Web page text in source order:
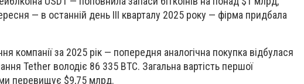
— в останній день III кварталу 2025 року — фірма придбала
компанії за 2025 рік — попередня аналогічна покупка відбулася
Tether володіє 86 335 BTC. Загальна вартість першої
перевищує $9,75 млрд.